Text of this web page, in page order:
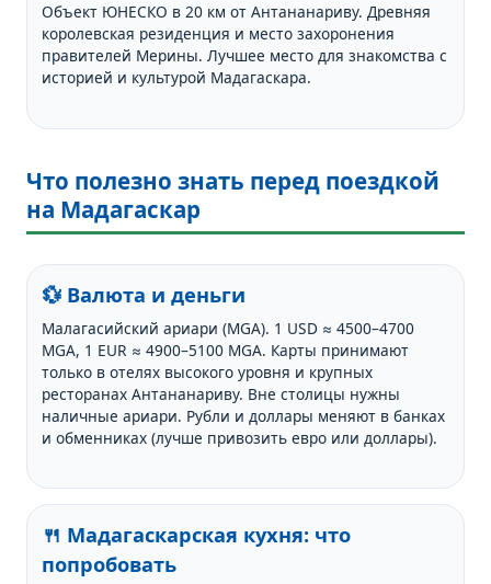
Объект ЮНЕСКО в 20 км от Антананариву. Древняя
королевская резиденция и место захоронения
правителей Мерины. Лучшее место для знакомства с
историей и культурой Мадагаскара.
Что полезно знать перед поездкой
на Мадагаскар
💱 Валюта и деньги
Малагасийский ариари (MGA). 1 USD ≈ 4500–4700
MGA, 1 EUR ≈ 4900–5100 MGA. Карты принимают
только в отелях высокого уровня и крупных
ресторанах Антананариву. Вне столицы нужны
наличные ариари. Рубли и доллары меняют в банках
и обменниках (лучше привозить евро или доллары).
🍴 Мадагаскарская кухня: что
попробовать